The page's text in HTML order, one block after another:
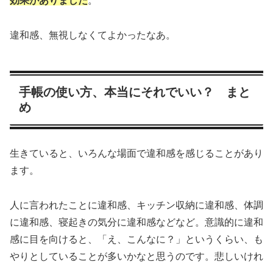
違和感、無視しなくてよかったなあ。
手帳の使い方、本当にそれでいい？ まと
め
生きていると、いろんな場面で違和感を感じることがあり
ます。
人に言われたことに違和感、キッチン収納に違和感、体調
に違和感、寝起きの気分に違和感などなど。意識的に違和
感に目を向けると、「え、こんなに？」というくらい、も
やりとしていることが多いかなと思うのです。悲しいけれ